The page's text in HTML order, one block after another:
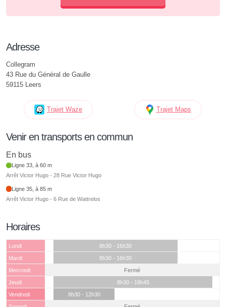
Adresse
Collegram
43 Rue du Général de Gaulle
59115 Leers
Trajet Waze Trajet Maps
Venir en transports en commun
En bus
Ligne 33, à 60 m
Arrêt Victor Hugo - 28 Rue Victor Hugo
Ligne 35, à 85 m
Arrêt Victor Hugo - 6 Rue de Wattrelos
Horaires
Lundi
8h30 - 16h30
Mardi
8h30 - 16h30
Mercredi
Fermé
Jeudi
8h30 - 18h45
Vendredi
8h30 - 12h30